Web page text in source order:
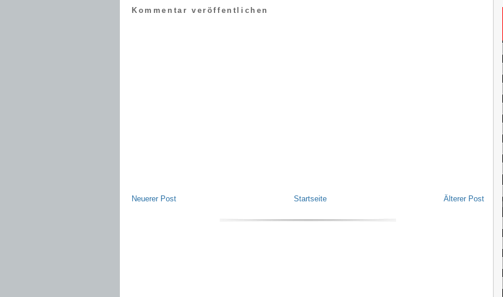
Kommentar veröffentlichen
Neuerer Post Älterer Post
Startseite